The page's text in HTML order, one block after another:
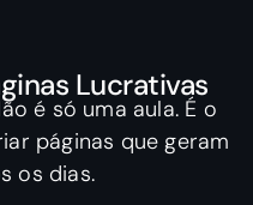
Lucrativas
é só uma aula. É o
páginas que geram
os dias.